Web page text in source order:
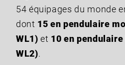
54 équipages du monde
dont 15 en pendulaire
WL1) et 10 en
WL2).